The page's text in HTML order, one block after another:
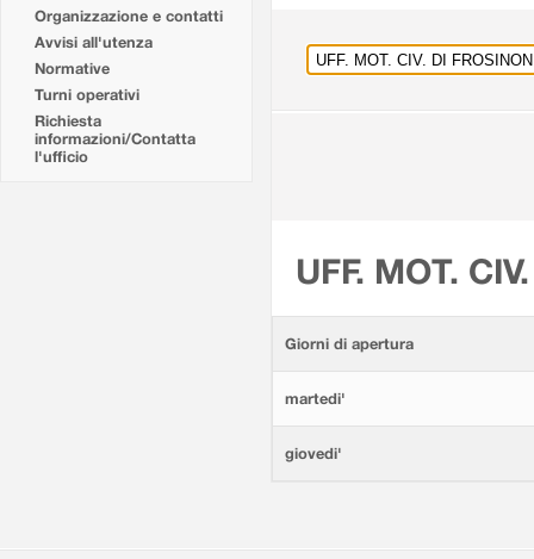
Organizzazione e contatti
Avvisi all'utenza
Normative
Turni operativi
Richiesta
informazioni/Contatta
l'ufficio
UFF. MOT.
Giorni di apertura
martedi'
giovedi'